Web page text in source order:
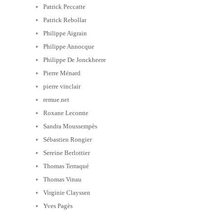
Patrick Peccatte
Patrick Rebollar
Philippe Aigrain
Philippe Annocque
Philippe De Jonckheere
Pierre Ménard
pierre vinclair
remue.net
Roxane Lecomte
Sandra Moussempès
Sébastien Rongier
Sereine Berlottier
Thomas Terraqué
Thomas Vinau
Virginie Clayssen
Yves Pagès